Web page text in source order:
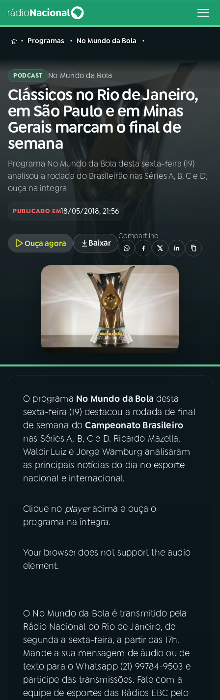
MENU
Buscar
na
Rádio
Nacional
Buscar
01INÍCIO
02A RÁDIO
03PROGRAMAÇÃO
PROGRAMAS
VIDEOCASTS
08 FESTIVAL DE MÚSICA
ACOMPANHE A RÁDIO NACIONAL
Facebook
Instagram X
TikTok
Programas No Mundo da Bola
PODCAST No Mundo da Bola
Clássicos no Rio de Janeiro,
em São Paulo e em Minas
Gerais marcam o final de
semana
Programa No Mundo da Bola desta sexta-feira (19)
analisou a rodada do Brasileirão nas Séries A, B, C e D;
ouça na íntegra
PUBLICADO EM18/05/2018, 21:56
Ouça agora Baixar
Compartilhe
O programa No Mundo da Bola desta
sexta-feira (19) destacou a rodada de final
de semana doCampeonato Brasileiro
nas Séries A, B, C e D. Ricardo Mazella,
Waldir Luiz e Jorge Wamburg analisaram
as principais notícias do dia no esporte
nacional e internacional.
Clique no playeracima e ouça o
programa na íntegra.
Your browser does not support the audio
element.
O No Mundo da Bola é transmitido pela
Rádio Nacional do Rio de Janeiro, de
segunda a sexta-feira, a partir das 17h.
Mande a sua mensagem de áudio ou de
texto para o Whatsapp (21) 99784-9503 e
participe das transmissões. Fale com a
equipe de esportes das Rádios EBC pelo